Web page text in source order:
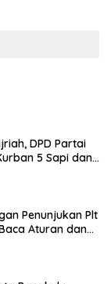
DPD Partai
5 Sapi dan 1
Penunjukan Plt
Aturan dan